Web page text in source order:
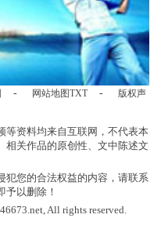
- 网站地图TXT -
版权声
等资料均来自互联网，不代表本
相关作品的原创性、文中陈述文
犯您的合法权益的内容，请联系
予以删除！
All rights reserved.